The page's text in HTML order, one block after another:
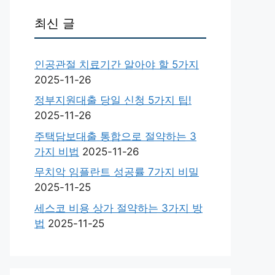
최신 글
인공관절 치료기간 알아야 할 5가지
2025-11-26
정부지원대출 당일 신청 5가지 팁!
2025-11-26
주택담보대출 통합으로 절약하는 3
가지 비법 2025-11-26
무치악 임플란트 성공률 7가지 비밀
2025-11-25
세스코 비용 상가 절약하는 3가지 방
법 2025-11-25